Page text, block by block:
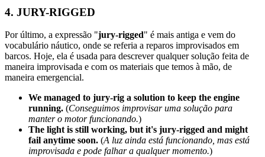
4. JURY-RIGGED
Por último, a expressão "jury-rigged" é mais antiga e vem do
vocabulário náutico, onde se referia a reparos improvisados em
barcos. Hoje, ela é usada para descrever qualquer solução feita de
maneira improvisada e com os materiais que temos à mão, de
maneira emergencial.
We managed to jury-rig a solution to keep the engine
running. (Conseguimos improvisar uma solução para
manter o motor funcionando.)
The light is still working, but it's jury-rigged and might
fail anytime soon. (A luz ainda está funcionando, mas está
improvisada e pode falhar a qualquer momento.)